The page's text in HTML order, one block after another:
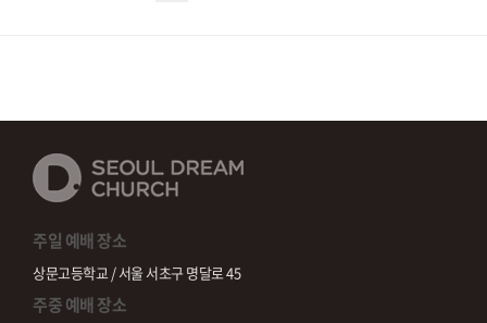
주일 예배 장소
상문고등학교 / 서울 서초구 명달로 45
주중 예배 장소